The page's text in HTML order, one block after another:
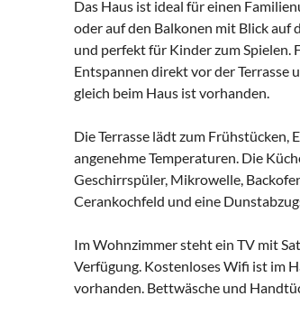
Das Haus ist ideal für einen
oder auf den Balkonen mit Blick auf
und perfekt für Kinder zum Spielen.
Entspannen direkt vor der Terrasse
gleich beim Haus ist vorhanden.
Die Terrasse lädt zum Frühstücken,
angenehme Temperaturen. Die
Geschirrspüler, Mikrowelle,
Cerankochfeld und eine
Im Wohnzimmer steht ein TV mit
Verfügung. Kostenloses Wifi ist im
vorhanden. Bettwäsche und